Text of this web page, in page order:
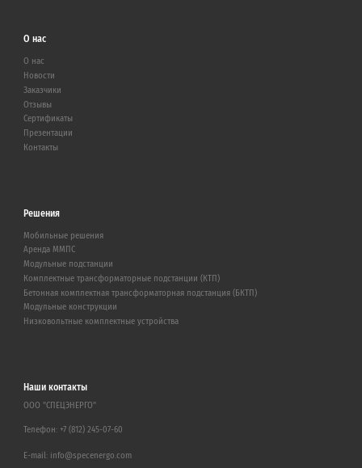
О нас
О нас
Новости
Заказчики
Отзывы
Сертификаты
Презентации
Контакты
Решения
Мобильные решения
Аренда ММПС
Модульные подстанции
Комплектные трансформаторные подстанции (КТП)
Бетонная комплектная трансформаторная подстанция (БКТП)
Модульные конструкции
Низковольтные комплектные устройства
Наши контакты
ООО "СПЕЦЭНЕРГО"
Телефон: +7 (812) 245-07-60
E-mail: info@specenergo.com